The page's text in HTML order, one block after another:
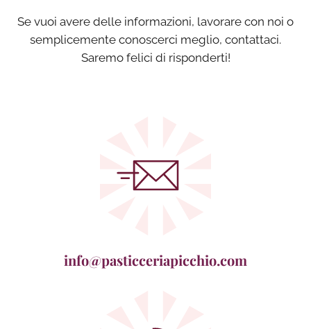
Se vuoi avere delle informazioni, lavorare con noi o
semplicemente conoscerci meglio, contattaci.
Saremo felici di risponderti!
info@pasticceriapicchio.com